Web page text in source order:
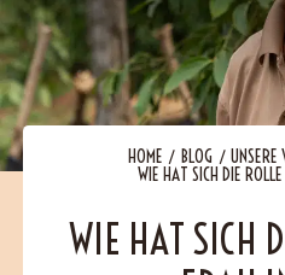
GESCHENKE
BLOG
REZEPTE
BESUCHEN
HOME BLOG UNSERE
WIE HAT SICH DIE
WIE HAT SICH
Wenn Sie Ihre E-Mail-Adresse hinterlassen,
Newslettern, die reich an Tipps,
neuesten Entwicklungen sind.
jederzeit